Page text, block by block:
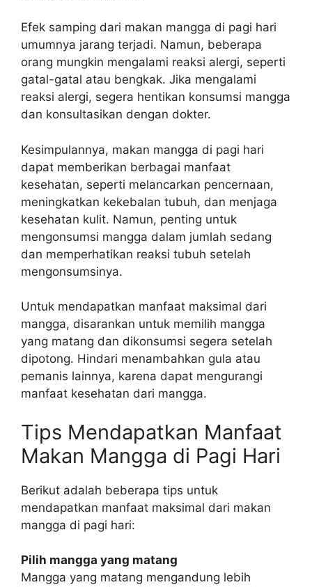
Efek samping dari makan mangga di pagi hari
umumnya jarang terjadi. Namun, beberapa
orang mungkin mengalami reaksi alergi, seperti
gatal-gatal atau bengkak. Jika mengalami
reaksi alergi, segera hentikan konsumsi mangga
dan konsultasikan dengan dokter.
Kesimpulannya, makan mangga di pagi hari
dapat memberikan berbagai manfaat
kesehatan, seperti melancarkan pencernaan,
meningkatkan kekebalan tubuh, dan menjaga
kesehatan kulit. Namun, penting untuk
mengonsumsi mangga dalam jumlah sedang
dan memperhatikan reaksi tubuh setelah
mengonsumsinya.
Untuk mendapatkan manfaat maksimal dari
mangga, disarankan untuk memilih mangga
yang matang dan dikonsumsi segera setelah
dipotong. Hindari menambahkan gula atau
pemanis lainnya, karena dapat mengurangi
manfaat kesehatan dari mangga.
Tips Mendapatkan Manfaat
Makan Mangga di Pagi Hari
Berikut adalah beberapa tips untuk
mendapatkan manfaat maksimal dari makan
mangga di pagi hari:
Pilih mangga yang matang
Mangga yang matang mengandung lebih